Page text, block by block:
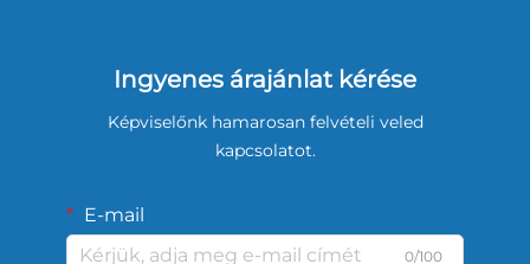
Ingyenes árajánlat kérése
Képviselőnk hamarosan felvételi veled
kapcsolatot.
E-mail
0/100